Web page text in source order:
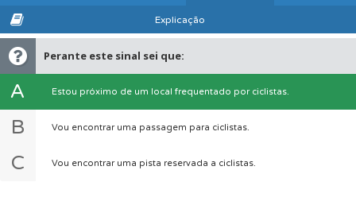
Explicação
Perante este sinal sei que:
A Estou próximo de um local frequentado por ciclistas.
B Vou encontrar uma passagem para ciclistas.
C Vou encontrar uma pista reservada a ciclistas.